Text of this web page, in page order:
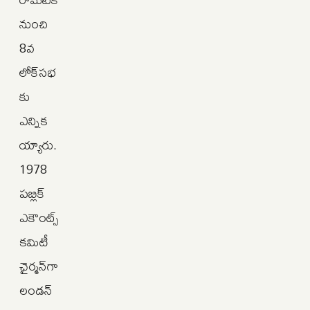
నుంచి
8వ
లోక్‌సభ
కు
ఎన్నిక
య్యారు.
1978
పబ్లిక్‌
ఎకౌంట్స్‌
కమిటీ
ఛైర్మన్‌గా
లండన్‌